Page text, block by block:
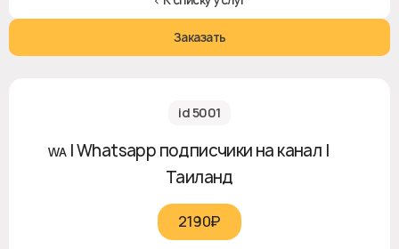
Заказать
id 5001
ᴡᴀ | Whatsapp подписчики на канал | 🇹🇭
Таиланд
2190₽‎